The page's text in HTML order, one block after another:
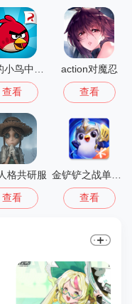
查看
action对魔忍
查看
格共研服
查看 查看